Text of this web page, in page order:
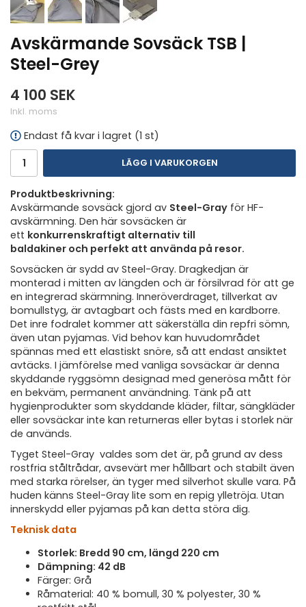
Avskärmande Sovsäck TSB |
Steel-Grey
4 100 SEK
Inkl. moms
Endast få kvar i lagret (1 st)
LÄGG I VARUKORGEN
Produktbeskrivning:
Avskärmande sovsäck gjord av Steel-Gray för HF-
avskärmning. Den här sovsäcken är
ett konkurrenskraftigt alternativ till
baldakiner och perfekt att använda på resor.
Sovsäcken är sydd av Steel-Gray. Dragkedjan är
monterad i mitten av längden och är försilvrad för att ge
en integrerad skärmning. Inneröverdraget, tillverkat av
bomullstyg, är avtagbart och fästs med en kardborre.
Det inre fodralet kommer att säkerställa din repfri sömn,
även utan pyjamas. Vid behov kan huvudområdet
spännas med ett elastiskt snöre, så att endast ansiktet
avtäcks. I jämförelse med vanliga sovsäckar är denna
skyddande ryggsömn designad med generösa mått för
en bekväm, permanent användning. Tänk på att
hygienprodukter som skyddande kläder, filtar, sängkläder
eller sovsäckar inte kan returneras eller bytas i storlek när
de används.
Tyget Steel-Gray valdes som det är, på grund av dess
rostfria ståltrådar, avsevärt mer hållbart och stabilt även
med starka rörelser, än tyger med silverhot skulle vara. På
huden känns Steel-Gray lite som en repig ylletröja. Utan
innerskydd eller pyjamas på kan detta störa dig.
Teknisk data
Storlek: Bredd 90 cm, längd 220 cm
Dämpning: 42 dB
Färger: Grå
Råmaterial: 40 % bomull, 30 % polyester, 30 %